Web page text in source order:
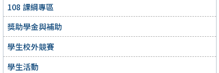
108 課綱專區
獎助學金與補助
學生校外競賽
學生活動